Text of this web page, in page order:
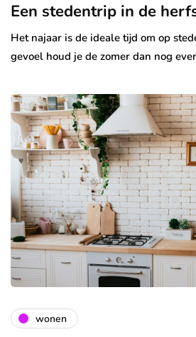
Een stedentrip in de
Het najaar is de ideale tijd om op
gevoel houd je de zomer dan nog
wonen